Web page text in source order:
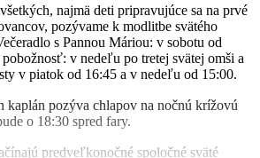
Trojice
pre dcéru Veroniku
svätých
najmä deti pripravujúce sa na prvé
pozývame k modlitbe svätého
s Pannou Máriou: v sobotu od
v nedeľu po tretej svätej omši a
v piatok od 16:45 a v nedeľu od 15:00.
pozýva chlapov na nočnú krížovú
o 18:30 spred fary.
predveľkonočné spoločné sväté